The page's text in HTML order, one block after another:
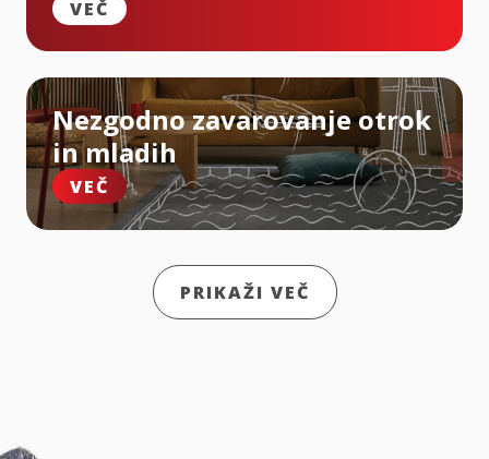
VEČ
Nezgodno zavarovanje otrok
in mladih
VEČ
PRIKAŽI VEČ